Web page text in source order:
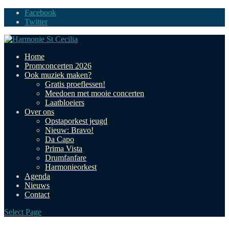
Facebook
Twitter
Home
Promconcerten 2026
Ook muziek maken?
Gratis proeflessen!
Meedoen met mooie concerten
Laatbloeiers
Over ons
Opstaporkest jeugd
Nieuw: Bravo!
Da Capo
Prima Vista
Drumfanfare
Harmonieorkest
Agenda
Nieuws
Contact
Select Page